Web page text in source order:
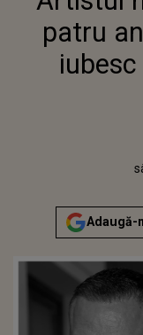
patru
sâmbătă, 24 mai 2025
Adaugă-